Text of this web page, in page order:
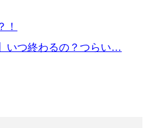
！
いつ終わるの？つらい…